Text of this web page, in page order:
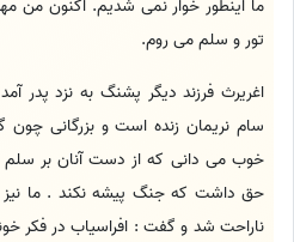
ما اینطور خوار نمی شدیم. اکنون من
تور و سلم می روم.
اغریرث فرزند دیگر پشنگ به نزد پدر
سام نریمان زنده است و بزرگانی
خوب می دانی که از دست آنان بر
حق داشت که جنگ پیشه نکند . ما نیز
ناراحت شد و گفت : افراسیاب در فکر